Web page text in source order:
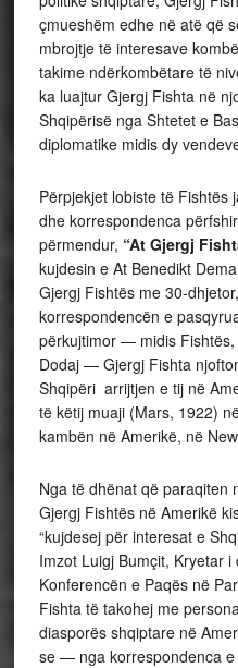
çmueshëm edhe në atë që
mbrojtje të interesave
takime ndërkombëtare të
ka luajtur Gjergj Fishta në
Shqipërisë nga Shtetet e
diplomatike midis dy
Përpjekjet lobiste të Fishtës
dhe korrespondenca
përmendur, “At Gjergj
kujdesin e At Benedikt
Gjergj Fishtës me 30-
korrespondencën e
përkujtimor — midis
Dodaj — Gjergj Fishta
Shqipëri arrijtjen e tij në
të këtij muaji (Mars, 1922)
kambën në Amerikë, në New
Nga të dhënat që paraqiten
Gjergj Fishtës në Amerikë
“kujdesej për interesat e
Imzot Luigj Bumçit, Kryetar
Konferencën e Paqës në
Fishta të takohej me
diasporës shqiptare në
se — nga korrespondenca